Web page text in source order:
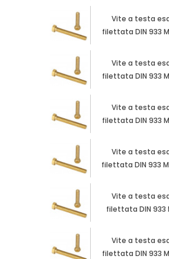
Vite a testa
filettata DIN 933
Vite a testa
filettata DIN 933
Vite a testa
filettata DIN 933
Vite a testa
filettata DIN 933
Vite a testa
filettata DIN 933
Vite a testa
filettata DIN 933